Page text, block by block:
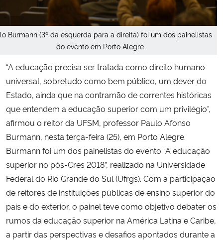
Secretaria-Geral
Secretaria de Governo
Gabinete de Segurança Institucional
Advocacia-Geral da União
Banco Central do Brasil
Planalto
Burmann (3º da esquerda para a direita) foi um dos painelistas
do evento em Porto Alegre
“A educação precisa ser tratada como direito humano
universal, sobretudo como bem público, um dever do
Estado, ainda que na contramão de correntes históricas
que entendem a educação superior com um privilégio”,
afirmou o reitor da UFSM, professor Paulo Afonso
Burmann, nesta terça-feira (25), em Porto Alegre.
Burmann foi um dos painelistas do evento “A educação
superior no pós-Cres 2018”, realizado na Universidade
Federal do Rio Grande do Sul (Ufrgs). Com a participação
de reitores de instituições públicas de ensino superior do
país e do exterior, o painel teve como objetivo debater os
rumos da educação superior na América Latina e Caribe,
a partir das perspectivas e desafios apontados durante a